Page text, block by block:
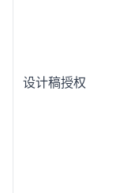
设计稿授权